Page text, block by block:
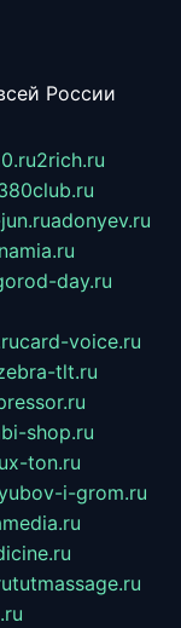
России
2rich.ru
adonyev.ru
day.ru
card-voice.ru
tlt.ru
shop.ru
x-ton.ru
i-grom.ru
tutmassage.ru